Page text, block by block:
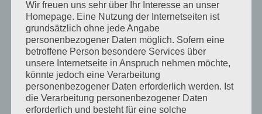
einfach ausgefallen zu sein. Die DSL Leitung wurde
abgeschaltet und seit diesem Moment passiert hier
gar nichts mehr. Und die berühmten 24 Stunden aus
der 1und1 Werbung dauern nun schon 48 Stunden
Und das Ende ist nicht in Sicht.
Wir freuen uns sehr über Ihr Interesse an unser
Homepage. Eine Nutzung der Internetseiten ist
grundsätzlich ohne jede Angabe
personenbezogener Daten möglich. Sofern eine
betroffene Person besondere Services über
unsere Internetseite in Anspruch nehmen möchte,
könnte jedoch eine Verarbeitung
personenbezogener Daten erforderlich werden. Ist
die Verarbeitung personenbezogener Daten
erforderlich und besteht für eine solche